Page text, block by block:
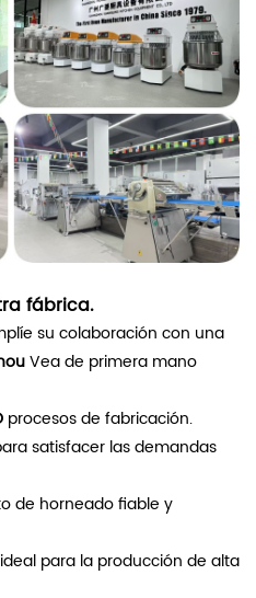
fábrica.
su colaboración con una
Vea de primera mano
procesos de fabricación.
satisfacer las demandas
de horneado fiable y
para la producción de alta